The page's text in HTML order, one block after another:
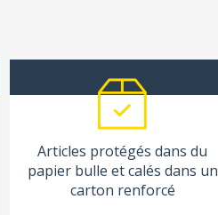
Articles protégés dans du
papier bulle et calés dans un
carton renforcé